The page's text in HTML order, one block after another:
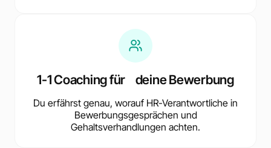
1-1 Coaching für deine Bewerbung
Du erfährst genau, worauf HR-Verantwortliche in
Bewerbungsgesprächen und
Gehaltsverhandlungen achten.